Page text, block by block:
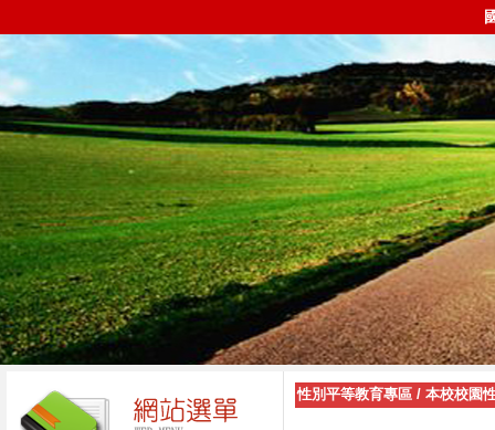
性別平等教育專區 / 本校校園